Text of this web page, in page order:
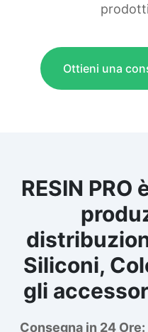
Ottieni una
RESIN PRO
Siliconi,
gli
Consegna in 24 Ore: